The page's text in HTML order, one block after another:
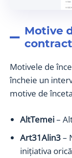
Motive
Motivele de
încheie un
motive de
AltTemei–
Art31Alin3–
inițiativa